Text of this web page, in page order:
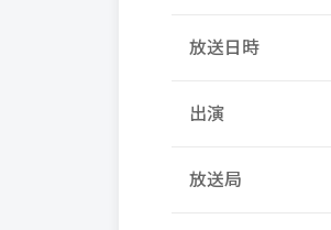
放送日時
出演
放送局